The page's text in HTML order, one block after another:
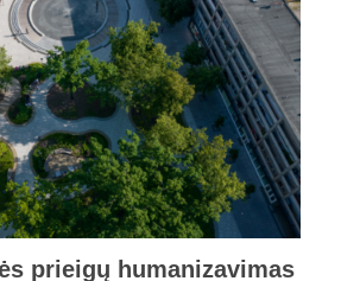
prieigų humanizavimas